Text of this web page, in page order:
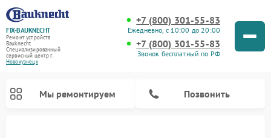
FIX-BAUKNECHT
Ремонт устройств
Bauknecht
Специализированный
cервисный центр г.
Новокузнецк
+7 (800) 301-55-83
Ежедневно, с 10:00 до 20:00
+7 (800) 301-55-83
Звонок бесплатный по РФ
Мы ремонтируем Позвонить